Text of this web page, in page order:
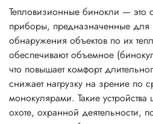
Тепловизионные бинокли — это
приборы, предназначенные
обнаружения объектов по их
обеспечивают объемное
что повышает комфорт
снижает нагрузку на зрение по
монокулярами. Такие
охоте, охранной деятельности,